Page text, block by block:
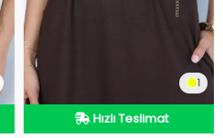
1
Hızlı Teslimat